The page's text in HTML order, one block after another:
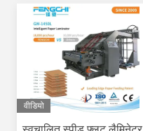
वीडियो